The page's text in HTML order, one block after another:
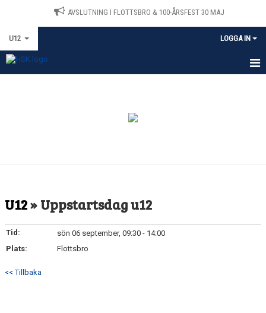
AVSLUTNING I FLOTTSBRO & 100-ÅRSFEST 30 MAJ
U12 LOGGA IN
U12» Uppstartsdag u12
Tid:
sön 06 september, 09:30 - 14:00
Plats:
Flottsbro
<< Tillbaka